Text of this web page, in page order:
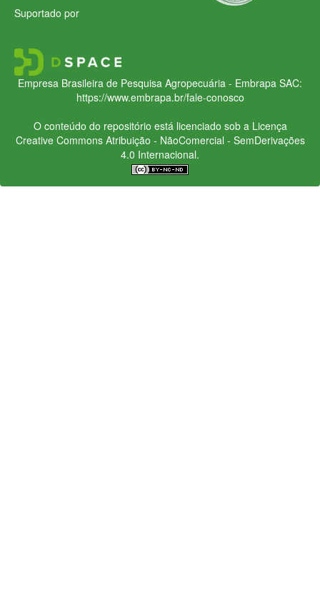
Suportado por
Empresa Brasileira de Pesquisa Agropecuária - Embrapa SAC:
https://www.embrapa.br/fale-conosco
O conteúdo do repositório está licenciado sob a Licença
Creative CommonsAtribuição - NãoComercial - SemDerivações
4.0 Internacional.